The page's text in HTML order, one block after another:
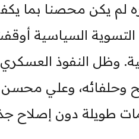
لم يكن محصنا بما
السياسية أوقفت
وظل النفوذ
وحلفائه، وعلي
طويلة دون إصلاح